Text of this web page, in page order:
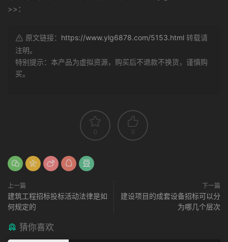
>>：
原文链接： https://www.ylg6878.com/5153.html 转载请
注明。
特别提示：本产品为虚拟资源，购买后不退款不换货，谨慎购
买。
0 0
上一篇
建筑工程招标投标活动法律是如
何规定的
下一篇
建设项目的成套设备招标可以分
为哪几个层次
猜你喜欢